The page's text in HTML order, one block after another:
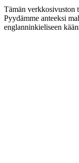
Tämän verkkosivuston
Pyydämme anteeksi
englanninkieliseen